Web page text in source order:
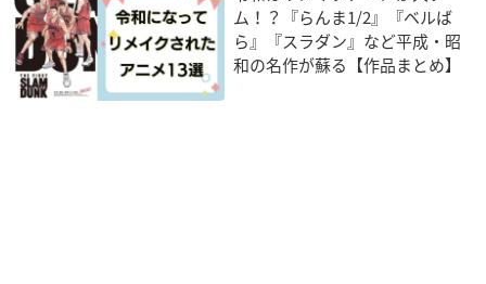
ム！？『らんま1/2』『ベルば
ら』『スラダン』など平成・昭
和の名作が蘇る【作品まとめ】